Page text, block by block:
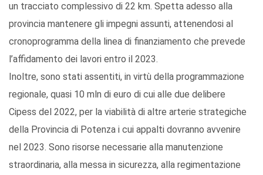
un tracciato complessivo di 22 km. Spetta adesso alla
provincia mantenere gli impegni assunti, attenendosi al
cronoprogramma della linea di finanziamento che prevede
l’affidamento dei lavori entro il 2023.
Inoltre, sono stati assentiti, in virtù della programmazione
regionale, quasi 10 mln di euro di cui alle due delibere
Cipess del 2022, per la viabilità di altre arterie strategiche
della Provincia di Potenza i cui appalti dovranno avvenire
nel 2023. Sono risorse necessarie alla manutenzione
straordinaria, alla messa in sicurezza, alla regimentazione